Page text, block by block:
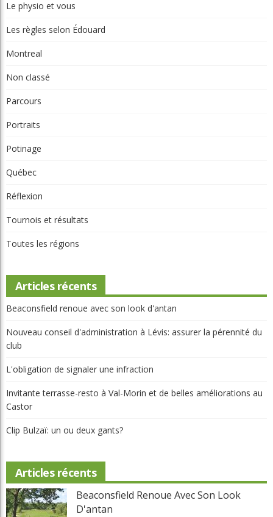
Le physio et vous
Les règles selon Édouard
Montreal
Non classé
Parcours
Portraits
Potinage
Québec
Réflexion
Tournois et résultats
Toutes les régions
Articles récents
Beaconsfield renoue avec son look d'antan
Nouveau conseil d'administration à Lévis: assurer la pérennité du
club
L'obligation de signaler une infraction
Invitante terrasse-resto à Val-Morin et de belles améliorations au
Castor
Clip Bulzaï: un ou deux gants?
Articles récents
Beaconsfield Renoue Avec Son Look
D'antan